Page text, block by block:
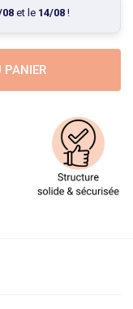
08et le 14/08!
PANIER